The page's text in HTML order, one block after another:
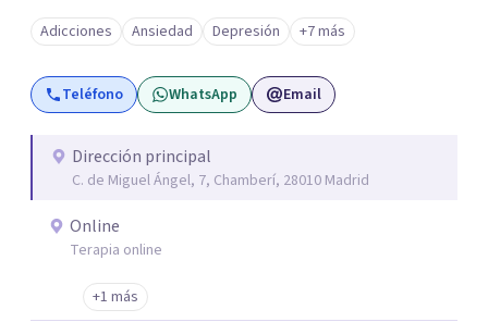
terapia te resultará de utilidad y te ayudará a conseguir
tus objetivos. Entre nuestras especialidades destaca la
terapia de pareja y sexual, así como el tratamiento de
problemas emocionales, obsesiones, ansiedad , estrés,
además con un servicio de hipnosis regresiva para el
trabajo de "Terapia del Alma".
Adicciones Ansiedad Depresión +7 más
Teléfono WhatsApp Email
Dirección principal
C. de Miguel Ángel, 7, Chamberí, 28010 Madrid
Online
Terapia online
+1 más